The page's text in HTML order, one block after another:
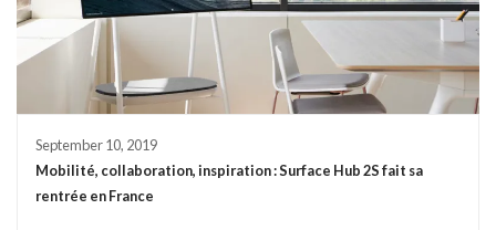
September 10, 2019
Mobilité, collaboration, inspiration : Surface Hub 2S fait sa
rentrée en France